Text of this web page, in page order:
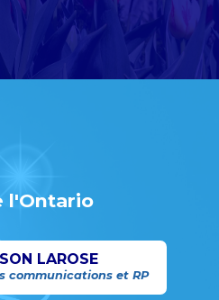
l'Ontario
LAROSE
communications et RP